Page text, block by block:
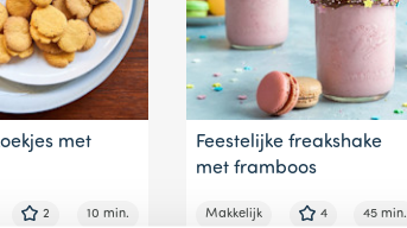
met
2 10 min.
Feestelijke freakshake
met framboos
Makkelijk 4 45 min.